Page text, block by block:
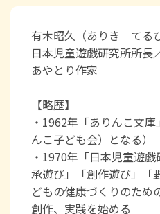
有木昭久（ありき てるひ
日本児童遊戯研究所所長
あやとり作家
【略歴】
・1962年「ありんこ文
んこ子ども会）となる）
・1970年「日本児童遊
承遊び」「創作遊び」「
どもの健康づくりのため
創作、実践を始め